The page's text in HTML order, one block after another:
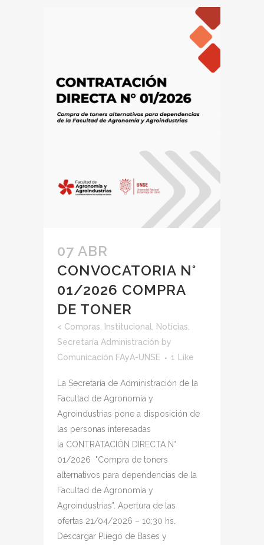
07 ABR
CONVOCATORIA N°
01/2026 COMPRA
DE TONER
< Compras Institucional Noticias
Secretaría Administración by
Comunicación FAyA-UNSE
1 Like
La Secretaría de Administración de la
Facultad de Agronomía y
Agroindustrias pone a disposición de
las personas interesadas
la CONTRATACIÓN DIRECTA N°
01/2026 "Compra de toners
alternativos para dependencias de la
Facultad de Agronomía y
Agroindustrias". Apertura de las
ofertas 21/04/2026 – 10:30 hs.
Descargar Pliego de Bases y